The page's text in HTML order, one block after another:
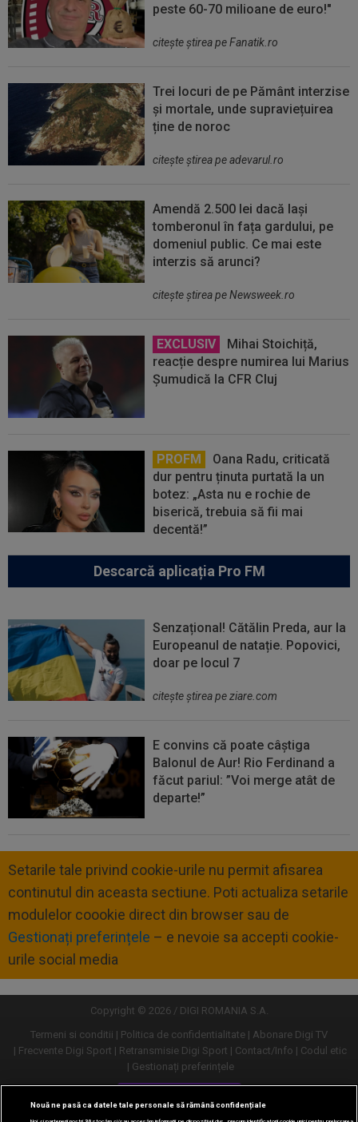
peste 60-70 milioane de euro!"
citeşte ştirea pe Fanatik.ro
Trei locuri de pe Pământ interzise
și mortale, unde supraviețuirea
ține de noroc
citeşte ştirea pe adevarul.ro
Amendă 2.500 lei dacă lași
tomberonul în fața gardului, pe
domeniul public. Ce mai este
interzis să arunci?
citeşte ştirea pe Newsweek.ro
EXCLUSIV
Mihai Stoichiță,
reacție despre numirea lui Marius
Șumudică la CFR Cluj
PROFM
Oana Radu, criticată
dur pentru ținuta purtată la un
botez: „Asta nu e rochie de
biserică, trebuia să fii mai
decentă!”
Descarcă aplicația Pro FM
Senzațional! Cătălin Preda, aur la
Europeanul de natație. Popovici,
doar pe locul 7
citeşte ştirea pe ziare.com
E convins că poate câștiga
Balonul de Aur! Rio Ferdinand a
făcut pariul: ”Voi merge atât de
departe!”
Setarile tale privind cookie-urile nu permit afisarea
continutul din aceasta sectiune. Poti actualiza setarile
modulelor coookie direct din browser sau de
Gestionați preferințele – e nevoie sa accepti cookie-
urile social media
Copyright © 2026 / DIGI ROMANIA S.A.
Termeni si conditii
Politica de confidentialitate
Abonare Digi TV
Frecvente Digi Sport
Retransmisie Digi Sport Contact/Info
Codul etic
Gestionați preferințele
Versiune desktop
Nouă ne pasă ca datele tale personale să rămână confidențiale